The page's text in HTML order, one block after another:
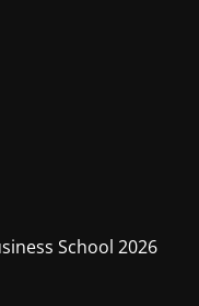
School 2026